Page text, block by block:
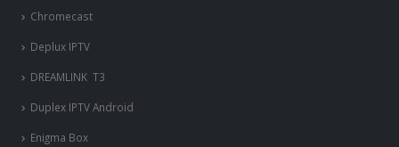
Chromecast
Deplux IPTV
DREAMLINK T3
Duplex IPTV Android
Enigma Box